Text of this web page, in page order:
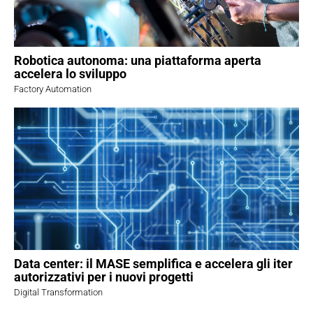
Robotica autonoma: una piattaforma aperta
accelera lo sviluppo
Factory Automation
Data center: il MASE semplifica e accelera gli iter
autorizzativi per i nuovi progetti
Digital Transformation